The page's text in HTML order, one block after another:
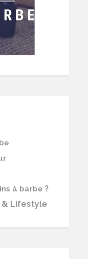
à barbe ?
& Lifestyle